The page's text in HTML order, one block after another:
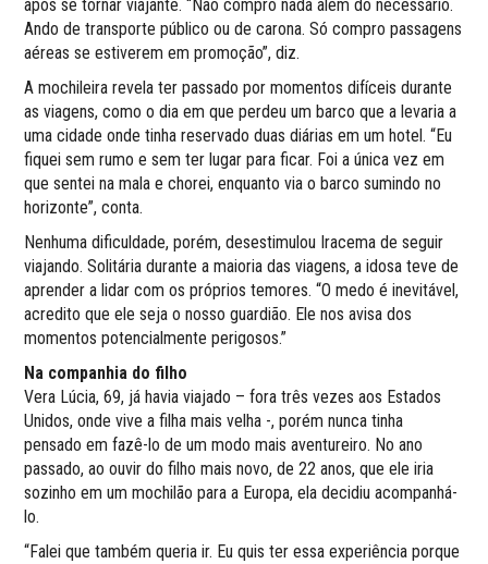
após se tornar viajante. “Não compro nada além do necessário.
Ando de transporte público ou de carona. Só compro passagens
aéreas se estiverem em promoção”, diz.
A mochileira revela ter passado por momentos difíceis durante
as viagens, como o dia em que perdeu um barco que a levaria a
uma cidade onde tinha reservado duas diárias em um hotel. “Eu
fiquei sem rumo e sem ter lugar para ficar. Foi a única vez em
que sentei na mala e chorei, enquanto via o barco sumindo no
horizonte”, conta.
Nenhuma dificuldade, porém, desestimulou Iracema de seguir
viajando. Solitária durante a maioria das viagens, a idosa teve de
aprender a lidar com os próprios temores. “O medo é inevitável,
acredito que ele seja o nosso guardião. Ele nos avisa dos
momentos potencialmente perigosos.”
Na companhia do filho
Vera Lúcia, 69, já havia viajado – fora três vezes aos Estados
Unidos, onde vive a filha mais velha -, porém nunca tinha
pensado em fazê-lo de um modo mais aventureiro. No ano
passado, ao ouvir do filho mais novo, de 22 anos, que ele iria
sozinho em um mochilão para a Europa, ela decidiu acompanhá-
lo.
“Falei que também queria ir. Eu quis ter essa experiência porque